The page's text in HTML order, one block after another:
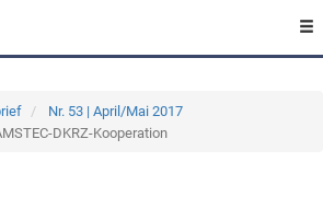
Nr. 53 | April/Mai 2017
DKRZ-Kooperation